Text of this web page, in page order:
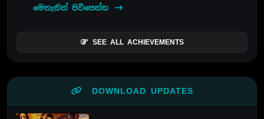
මෙතැනින් පිවිසෙන්න
SEE ALL ACHIEVEMENTS
DOWNLOAD UPDATES